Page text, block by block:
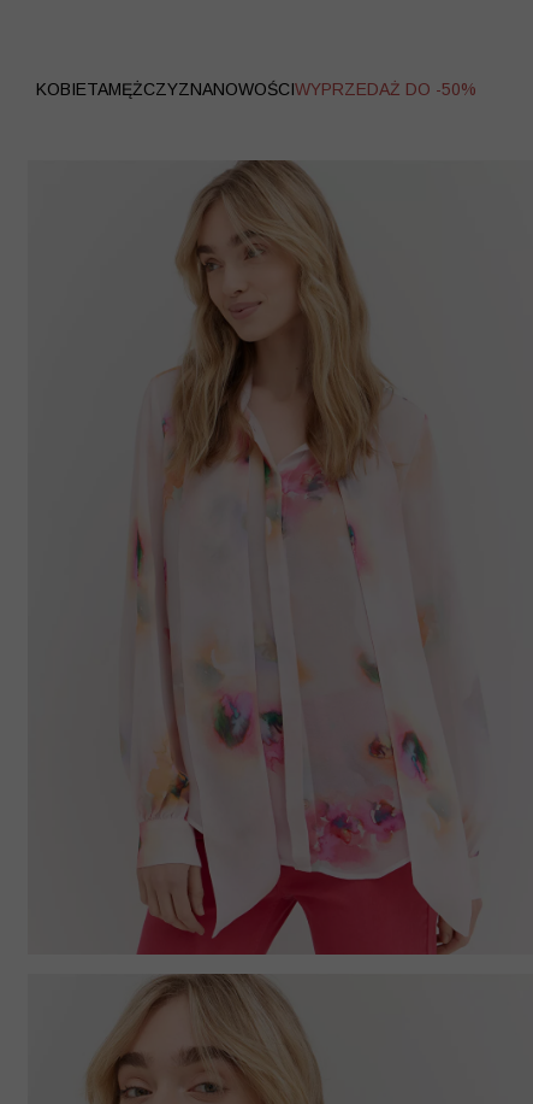
KOBIETAMĘŻCZYZNANOWOŚCIWYPRZEDAŻ DO -50%